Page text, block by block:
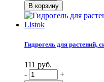
Гидрогель для растений,
111 руб.
-
+